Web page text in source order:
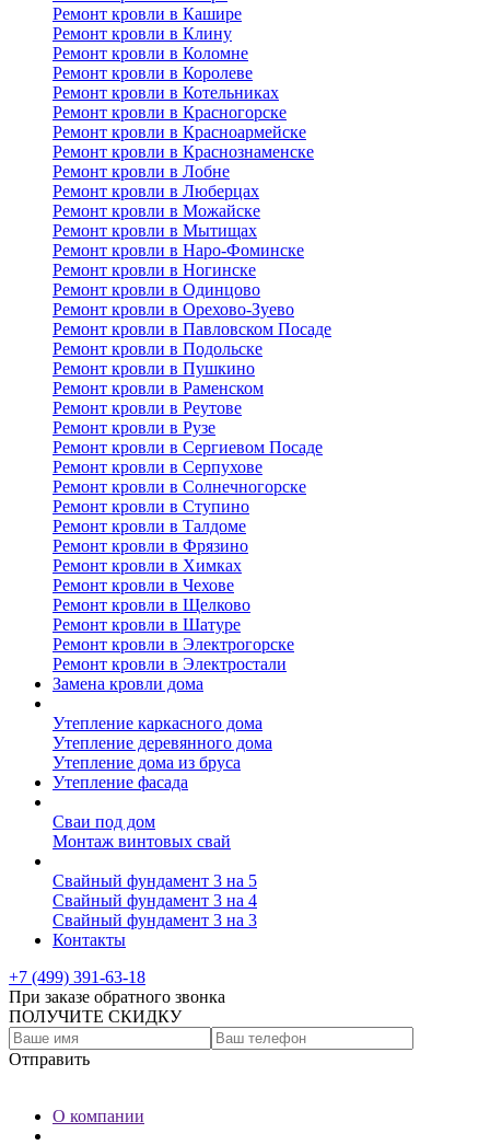
Ремонт кровли в Кашире
Ремонт кровли в Клину
Ремонт кровли в Коломне
Ремонт кровли в Королеве
Ремонт кровли в Котельниках
Ремонт кровли в Красногорске
Ремонт кровли в Красноармейске
Ремонт кровли в Краснознаменске
Ремонт кровли в Лобне
Ремонт кровли в Люберцах
Ремонт кровли в Можайске
Ремонт кровли в Мытищах
Ремонт кровли в Наро-Фоминске
Ремонт кровли в Ногинске
Ремонт кровли в Одинцово
Ремонт кровли в Орехово-Зуево
Ремонт кровли в Павловском Посаде
Ремонт кровли в Подольске
Ремонт кровли в Пушкино
Ремонт кровли в Раменском
Ремонт кровли в Реутове
Ремонт кровли в Рузе
Ремонт кровли в Сергиевом Посаде
Ремонт кровли в Серпухове
Ремонт кровли в Солнечногорске
Ремонт кровли в Ступино
Ремонт кровли в Талдоме
Ремонт кровли в Фрязино
Ремонт кровли в Химках
Ремонт кровли в Чехове
Ремонт кровли в Щелково
Ремонт кровли в Шатуре
Ремонт кровли в Электрогорске
Ремонт кровли в Электростали
Замена кровли дома
Утепление каркасного дома
Утепление деревянного дома
Утепление дома из бруса
Утепление фасада
Сваи под дом
Монтаж винтовых свай
Свайный фундамент 3 на 5
Свайный фундамент 3 на 4
Свайный фундамент 3 на 3
Контакты
+7 (499) 391-63-18
При заказе обратного звонка
ПОЛУЧИТЕ СКИДКУ
Отправить
О компании